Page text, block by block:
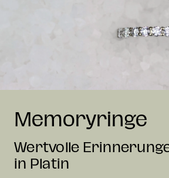
Memoryringe
Wertvolle
in Platin